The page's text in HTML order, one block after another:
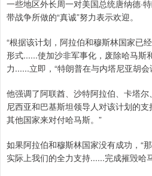
一些地区外长周一对美国总统唐纳德·
带战争所做的“真诚”努力表示欢迎。
“根据该计划，阿拉伯和穆斯林国家
形式......使加沙非军事化，废除哈马斯
力......立即，“特朗普在与内塔尼亚胡会
他强调了阿联酋、沙特阿拉伯、卡塔
尼西亚和巴基斯坦领导人对该计划的
其他国家来对付哈马斯。”
如果阿拉伯和穆斯林国家没有成功，“
实际上我们的全力支持......完成摧毁哈